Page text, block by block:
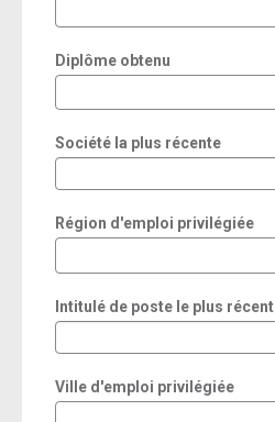
Diplôme obtenu
Société la plus récente
Région d'emploi privilégiée
Intitulé de poste le plus récent
Ville d'emploi privilégiée